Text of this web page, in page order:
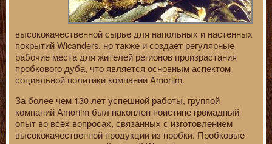
высококачественной сырье для напольных и настенных
покрытий Wicanders, но также и создает регулярные
рабочие места для жителей регионов произрастания
пробкового дуба, что является основным аспектом
социальной политики компании Amoriim.
За более чем 130 лет успешной работы, группой
компаний Amoriim был накоплен поистине громадный
опыт во всех вопросах, связанных с изготовлением
высококачественной продукции из пробки. Пробковые